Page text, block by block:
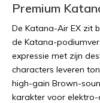
Premium
De Katana-Air EX zit
de Katana-
expressie met zijn
characters leveren
high-gain Brown-
karakter voor